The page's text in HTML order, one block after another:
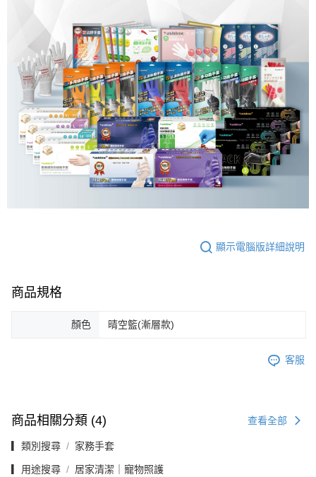
顯示電腦版詳細說明
商品規格
顏色 晴空籃(漸層款)
客服
商品相關分類 (4) 查看全部
▎類別搜尋 家務手套
▎用途搜尋 居家清潔｜寵物照護